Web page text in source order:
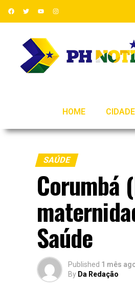
HOME
SAÚDE
Corumbá
Saúde
Published 1 mês
By Da Redação